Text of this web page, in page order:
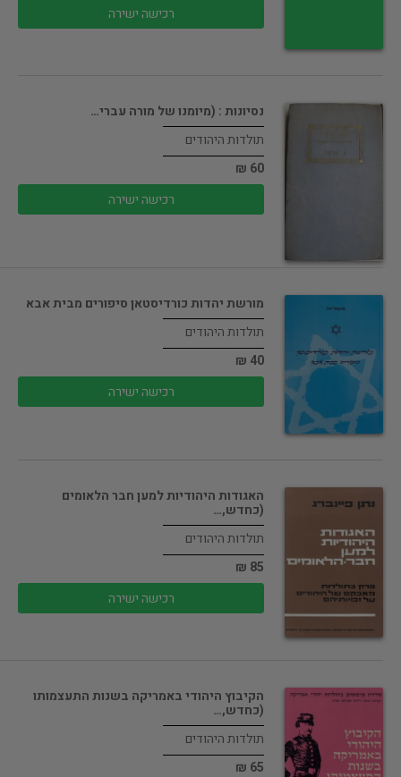
רכישה ישירה
נסיונות : (מיומנו של מורה עברי…
תולדות היהודים
60 ₪
רכישה ישירה
מורשת יהדות כורדיסטאן סיפורים מבית אבא
תולדות היהודים
40 ₪
רכישה ישירה
האגודות היהודיות למען חבר הלאומים
(כחדש,…
תולדות היהודים
85 ₪
רכישה ישירה
הקיבוץ היהודי באמריקה בשנות התעצמותו
(כחדש,…
תולדות היהודים
65 ₪